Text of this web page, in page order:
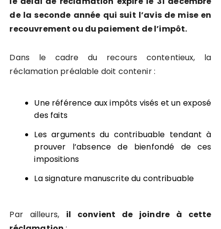
de la seconde année qui suit l’avis de mise en
recouvrement ou du paiement de l’impôt.
Dans le cadre du recours contentieux, la
réclamation préalable doit contenir :
Une référence aux impôts visés et un exposé
des faits
Les arguments du contribuable tendant à
prouver l’absence de bienfondé de ces
impositions
La signature manuscrite du contribuable
Par ailleurs, il convient de joindre à cette